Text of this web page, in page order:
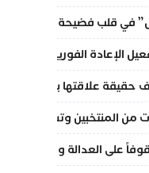
في قلب فضيحة صورة
الإعادة الفورية
علاقتها بياسين بونو
من المنتخبين وتسحب ملف